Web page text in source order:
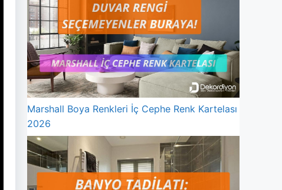
Marshall Boya Renkleri İç Cephe Renk Kartelası
2026